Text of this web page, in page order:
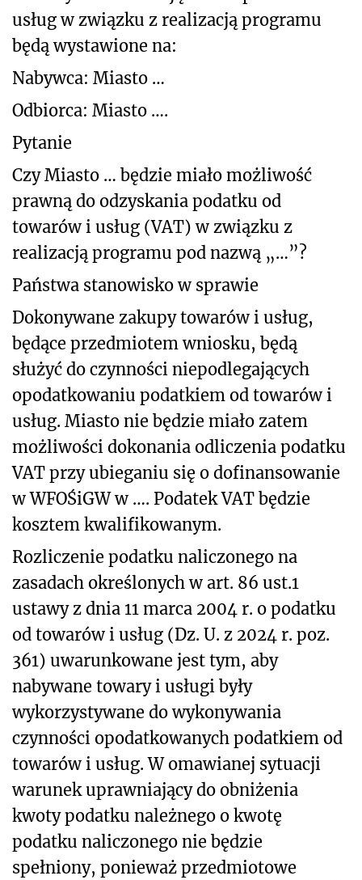
usług w związku z realizacją programu
będą wystawione na:
Nabywca: Miasto …
Odbiorca: Miasto ….
Pytanie
Czy Miasto … będzie miało możliwość
prawną do odzyskania podatku od
towarów i usług (VAT) w związku z
realizacją programu pod nazwą „…”?
Państwa stanowisko w sprawie
Dokonywane zakupy towarów i usług,
będące przedmiotem wniosku, będą
służyć do czynności niepodlegających
opodatkowaniu podatkiem od towarów i
usług. Miasto nie będzie miało zatem
możliwości dokonania odliczenia podatku
VAT przy ubieganiu się o dofinansowanie
w WFOŚiGW w …. Podatek VAT będzie
kosztem kwalifikowanym.
Rozliczenie podatku naliczonego na
zasadach określonych w art. 86 ust.1
ustawy z dnia 11 marca 2004 r. o podatku
od towarów i usług (Dz. U. z 2024 r. poz.
361) uwarunkowane jest tym, aby
nabywane towary i usługi były
wykorzystywane do wykonywania
czynności opodatkowanych podatkiem od
towarów i usług. W omawianej sytuacji
warunek uprawniający do obniżenia
kwoty podatku należnego o kwotę
podatku naliczonego nie będzie
spełniony, ponieważ przedmiotowe